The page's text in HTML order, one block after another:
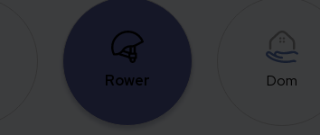
Rower Dom